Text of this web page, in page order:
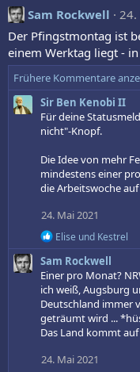
Sam Rockwell
24.
Der Pfingstmontag ist
einem Werktag liegt -
Frühere Kommentare
Sir Ben Kenobi II
Für deine
nicht"-Knopf.
Die Idee von mehr
mindestens einer
die Arbeitswoche
24. Mai 2021
R
e
a
k
t
o
n
e
Elise und Kestrel
Sam Rockwell
Einer pro Monat?
ich weiß, Augsburg
Deutschland immer
geträumt wird ...
Das Land kommt
24. Mai 2021